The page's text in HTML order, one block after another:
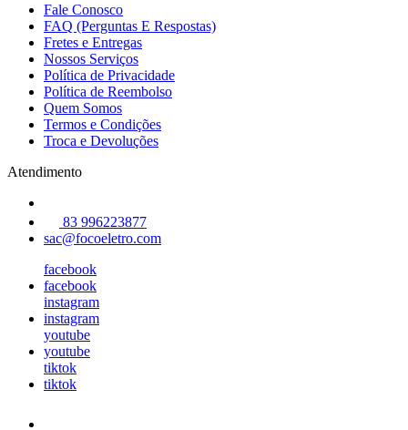
Fale Conosco
FAQ (Perguntas E Respostas)
Fretes e Entregas
Nossos Serviços
Política de Privacidade
Política de Reembolso
Quem Somos
Termos e Condições
Troca e Devoluções
Atendimento
83 996223877
sac@focoeletro.com
facebook
facebook
instagram
instagram
youtube
youtube
tiktok
tiktok